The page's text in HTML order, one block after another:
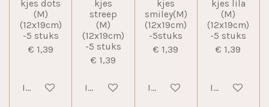
kjes dots
(M)
(12x19cm)
-5 stuks
€ 1,39
In winkelwagen
kjes
streep
(M)
(12x19cm)
-5 stuks
€ 1,39
In winkelwagen
kjes
smiley(M)
(12x19cm)
-5stuks
€ 1,39
In winkelwagen
kjes lila
(M)
(12x19cm)
-5 stuks
€ 1,39
In